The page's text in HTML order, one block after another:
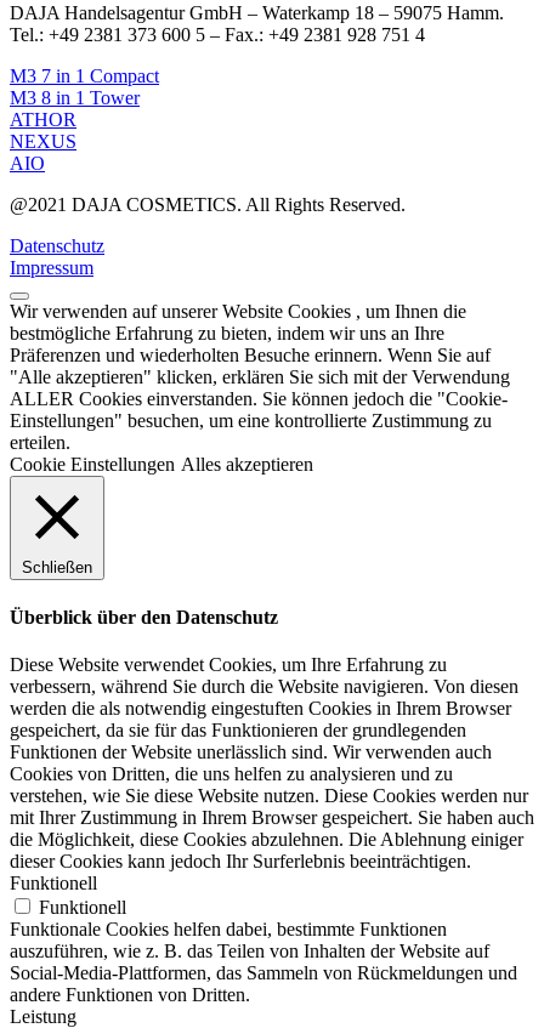
DAJA Handelsagentur GmbH – Waterkamp 18 – 59075 Hamm.
Tel.: +49 2381 373 600 5 – Fax.: +49 2381 928 751 4
M3 7 in 1 Compact
M3 8 in 1 Tower
ATHOR
NEXUS
AIO
@2021 DAJA COSMETICS. All Rights Reserved.
Datenschutz
Impressum
Wir verwenden auf unserer Website Cookies , um Ihnen die
bestmögliche Erfahrung zu bieten, indem wir uns an Ihre
Präferenzen und wiederholten Besuche erinnern. Wenn Sie auf
"Alle akzeptieren" klicken, erklären Sie sich mit der Verwendung
ALLER Cookies einverstanden. Sie können jedoch die "Cookie-
Einstellungen" besuchen, um eine kontrollierte Zustimmung zu
erteilen.
Cookie Einstellungen Alles akzeptieren
Schließen
Überblick über den Datenschutz
Diese Website verwendet Cookies, um Ihre Erfahrung zu
verbessern, während Sie durch die Website navigieren. Von diesen
werden die als notwendig eingestuften Cookies in Ihrem Browser
gespeichert, da sie für das Funktionieren der grundlegenden
Funktionen der Website unerlässlich sind. Wir verwenden auch
Cookies von Dritten, die uns helfen zu analysieren und zu
verstehen, wie Sie diese Website nutzen. Diese Cookies werden nur
mit Ihrer Zustimmung in Ihrem Browser gespeichert. Sie haben auch
die Möglichkeit, diese Cookies abzulehnen. Die Ablehnung einiger
dieser Cookies kann jedoch Ihr Surferlebnis beeinträchtigen.
Funktionell
Funktionell
Funktionale Cookies helfen dabei, bestimmte Funktionen
auszuführen, wie z. B. das Teilen von Inhalten der Website auf
Social-Media-Plattformen, das Sammeln von Rückmeldungen und
andere Funktionen von Dritten.
Leistung